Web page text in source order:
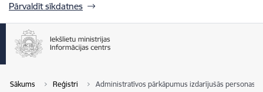
Pārvaldīt sīkdatnes
Sākums Reģistri Administratīvos pārkāpumus izdarījušās personas